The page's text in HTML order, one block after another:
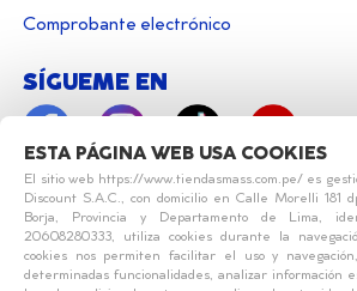
ESTA PÁGINA WEB USA COOKIES
El sitio web https://www.tiendasmass.com.pe/ es
Discount S.A.C., con domicilio en Calle Morelli 181
Borja, Provincia y Departamento de Lima,
20608280333, utiliza cookies durante la
cookies nos permiten facilitar el uso y
determinadas funcionalidades, analizar información
Comprobante electrónico
SÍGUEME EN